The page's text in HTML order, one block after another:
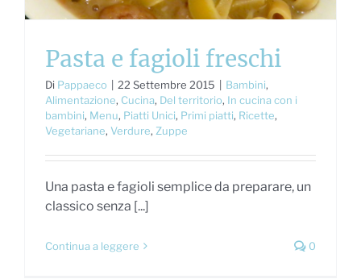
Pasta e fagioli freschi
Di Pappaeco 22 Settembre 2015 Bambini,
Alimentazione, Cucina, Del territorio, In cucina con i
bambini, Menu, Piatti Unici, Primi piatti, Ricette,
Vegetariane, Verdure, Zuppe
Una pasta e fagioli semplice da preparare, un
classico senza [...]
Continua a leggere 0